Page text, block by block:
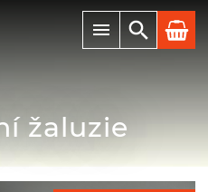
žaluzie